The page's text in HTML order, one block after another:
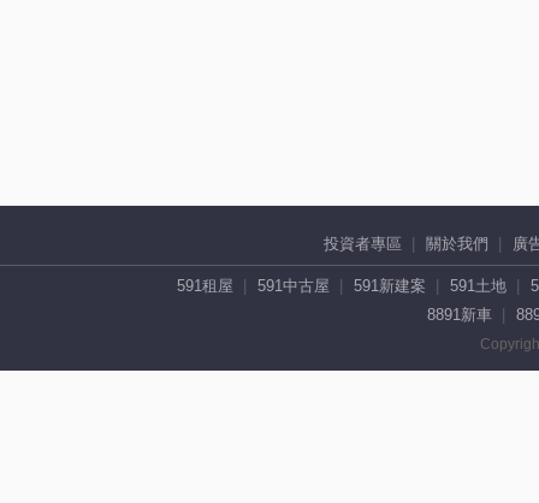
投資者專區 關於我們 廣
591租屋 591中古屋 591新建案 591土地
8891新車